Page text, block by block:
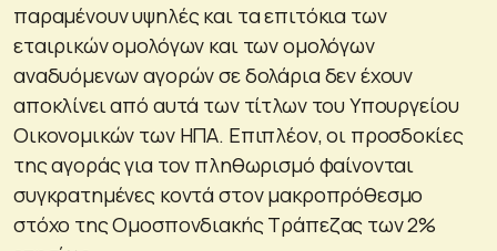
παραμένουν υψηλές και τα επιτόκια των
εταιρικών ομολόγων και των ομολόγων
αναδυόμενων αγορών σε δολάρια δεν έχουν
αποκλίνει από αυτά των τίτλων του Υπουργείου
Οικονομικών των ΗΠΑ. Επιπλέον, οι προσδοκίες
της αγοράς για τον πληθωρισμό φαίνονται
συγκρατημένες κοντά στον μακροπρόθεσμο
στόχο της Ομοσπονδιακής Τράπεζας των 2%